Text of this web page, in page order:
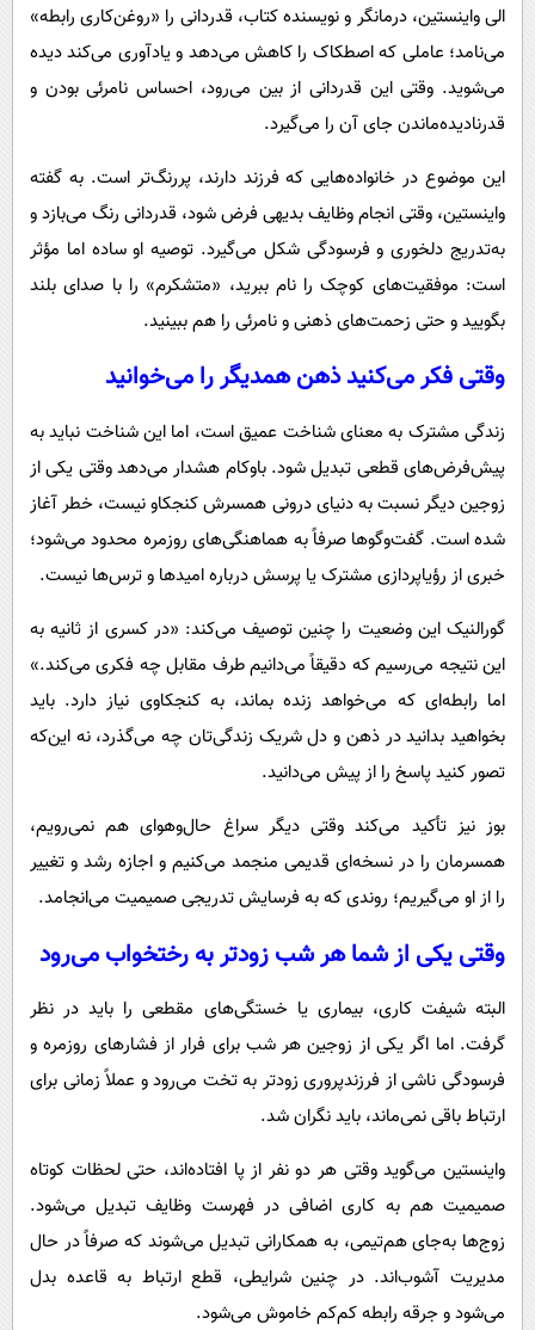
الی واینستین، درمانگر و نویسنده کتاب، قدردانی را «روغن‌کاری رابطه»
می‌نامد؛ عاملی که اصطکاک را کاهش می‌دهد و یادآوری می‌کند دیده
می‌شوید. وقتی این قدردانی از بین می‌رود، احساس نامرئی بودن و
قدرنادیده‌ماندن جای آن را می‌گیرد.
این موضوع در خانواده‌هایی که فرزند دارند، پررنگ‌تر است. به گفته
واینستین، وقتی انجام وظایف بدیهی فرض شود، قدردانی رنگ می‌بازد و
به‌تدریج دلخوری و فرسودگی شکل می‌گیرد. توصیه او ساده اما مؤثر
است: موفقیت‌های کوچک را نام ببرید، «متشکرم» را با صدای بلند
بگویید و حتی زحمت‌های ذهنی و نامرئی را هم ببینید.
وقتی فکر می‌کنید ذهن همدیگر را می‌خوانید
زندگی مشترک به معنای شناخت عمیق است، اما این شناخت نباید به
پیش‌فرض‌های قطعی تبدیل شود. باوکام هشدار می‌دهد وقتی یکی از
زوجین دیگر نسبت به دنیای درونی همسرش کنجکاو نیست، خطر آغاز
شده است. گفت‌وگوها صرفاً به هماهنگی‌های روزمره محدود می‌شود؛
خبری از رؤیاپردازی مشترک یا پرسش درباره امیدها و ترس‌ها نیست.
گورالنیک این وضعیت را چنین توصیف می‌کند: «در کسری از ثانیه به
این نتیجه می‌رسیم که دقیقاً می‌دانیم طرف مقابل چه فکری می‌کند.»
اما رابطه‌ای که می‌خواهد زنده بماند، به کنجکاوی نیاز دارد. باید
بخواهید بدانید در ذهن و دل شریک زندگی‌تان چه می‌گذرد، نه این‌که
تصور کنید پاسخ را از پیش می‌دانید.
بوز نیز تأکید می‌کند وقتی دیگر سراغ حال‌وهوای هم نمی‌رویم،
همسرمان را در نسخه‌ای قدیمی منجمد می‌کنیم و اجازه رشد و تغییر
را از او می‌گیریم؛ روندی که به فرسایش تدریجی صمیمیت می‌انجامد.
وقتی یکی از شما هر شب زودتر به رختخواب می‌رود
البته شیفت کاری، بیماری یا خستگی‌های مقطعی را باید در نظر
گرفت. اما اگر یکی از زوجین هر شب برای فرار از فشارهای روزمره و
فرسودگی ناشی از فرزندپروری زودتر به تخت می‌رود و عملاً زمانی برای
ارتباط باقی نمی‌ماند، باید نگران شد.
واینستین می‌گوید وقتی هر دو نفر از پا افتاده‌اند، حتی لحظات کوتاه
صمیمیت هم به کاری اضافی در فهرست وظایف تبدیل می‌شود.
زوج‌ها به‌جای هم‌تیمی، به همکارانی تبدیل می‌شوند که صرفاً در حال
مدیریت آشوب‌اند. در چنین شرایطی، قطع ارتباط به قاعده بدل
می‌شود و جرقه رابطه کم‌کم خاموش می‌شود.